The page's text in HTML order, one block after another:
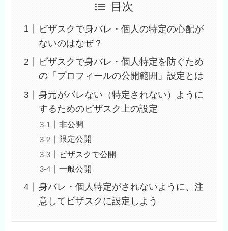
目次
ビザスクで身バレ・個人の特定の心配が
ないのはなぜ？
ビザスクで身バレ・個人特定を防ぐため
の「プロフィールの公開範囲」設定とは
身元がバレない（特定されない）ように
するためのビザスク上の設定
非公開
限定公開
ビザスクで公開
一般公開
身バレ・個人特定がされないように、注
意してビザスクに設定しよう